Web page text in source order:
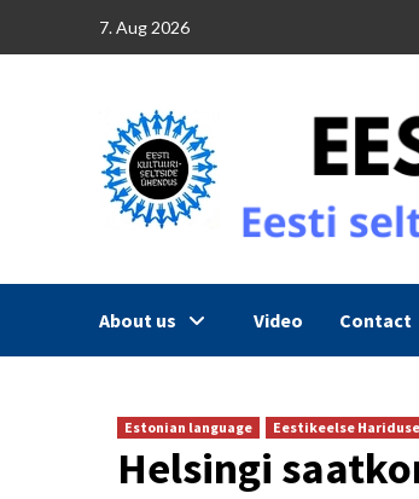
7. Aug 2026
About us Video Contact
Estonian language Eestikeelse
Helsingi